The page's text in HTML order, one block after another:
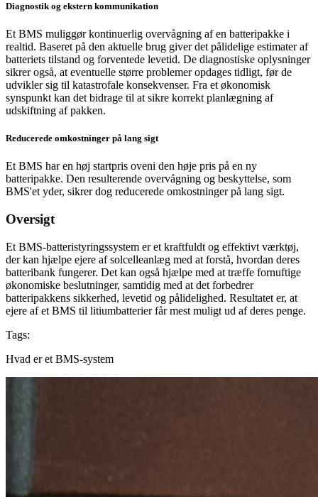
Diagnostik og ekstern kommunikation
Et BMS muliggør kontinuerlig overvågning af en batteripakke i
realtid. Baseret på den aktuelle brug giver det pålidelige estimater af
batteriets tilstand og forventede levetid. De diagnostiske oplysninger
sikrer også, at eventuelle større problemer opdages tidligt, før de
udvikler sig til katastrofale konsekvenser. Fra et økonomisk
synspunkt kan det bidrage til at sikre korrekt planlægning af
udskiftning af pakken.
Reducerede omkostninger på lang sigt
Et BMS har en høj startpris oveni den høje pris på en ny
batteripakke. Den resulterende overvågning og beskyttelse, som
BMS'et yder, sikrer dog reducerede omkostninger på lang sigt.
Oversigt
Et BMS-batteristyringssystem er et kraftfuldt og effektivt værktøj,
der kan hjælpe ejere af solcelleanlæg med at forstå, hvordan deres
batteribank fungerer. Det kan også hjælpe med at træffe fornuftige
økonomiske beslutninger, samtidig med at det forbedrer
batteripakkens sikkerhed, levetid og pålidelighed. Resultatet er, at
ejere af et BMS til litiumbatterier får mest muligt ud af deres penge.
Tags:
Hvad er et BMS-system